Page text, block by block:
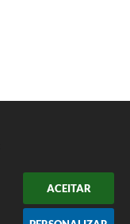
ACEITAR